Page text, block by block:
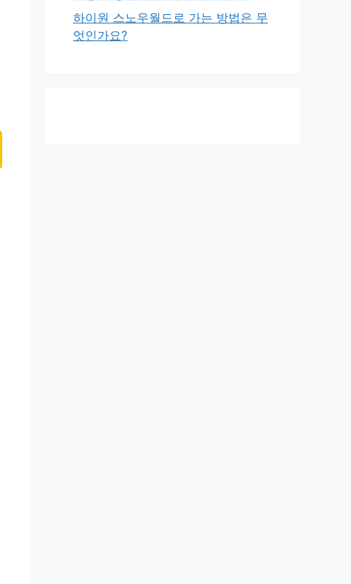
하이원 스노우월드로 가는 방법은 무
엇인가요?